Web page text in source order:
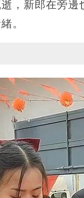
，新郎在旁
。